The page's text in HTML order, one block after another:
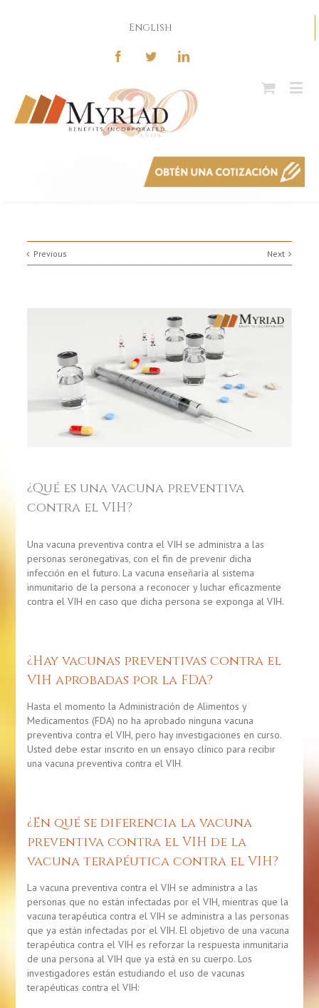
English
Previous Next
¿Qué es una vacuna preventiva
contra el VIH?
Una vacuna preventiva contra el VIH se administra a las
personas seronegativas, con el fin de prevenir dicha
infección en el futuro. La vacuna enseñaría al sistema
inmunitario de la persona a reconocer y luchar eficazmente
contra el VIH en caso que dicha persona se exponga al VIH.
¿Hay vacunas preventivas contra el
VIH aprobadas por la FDA?
Hasta el momento la Administración de Alimentos y
Medicamentos (FDA) no ha aprobado ninguna vacuna
preventiva contra el VIH, pero hay investigaciones en curso.
Usted debe estar inscrito en un ensayo clínico para recibir
una vacuna preventiva contra el VIH.
¿En qué se diferencia la vacuna
preventiva contra el VIH de la
vacuna terapéutica contra el VIH?
La vacuna preventiva contra el VIH se administra a las
personas que no están infectadas por el VIH, mientras que la
vacuna terapéutica contra el VIH se administra a las personas
que ya están infectadas por el VIH. El objetivo de una vacuna
terapéutica contra el VIH es reforzar la respuesta inmunitaria
de una persona al VIH que ya está en su cuerpo. Los
investigadores están estudiando el uso de vacunas
terapéuticas contra el VIH: